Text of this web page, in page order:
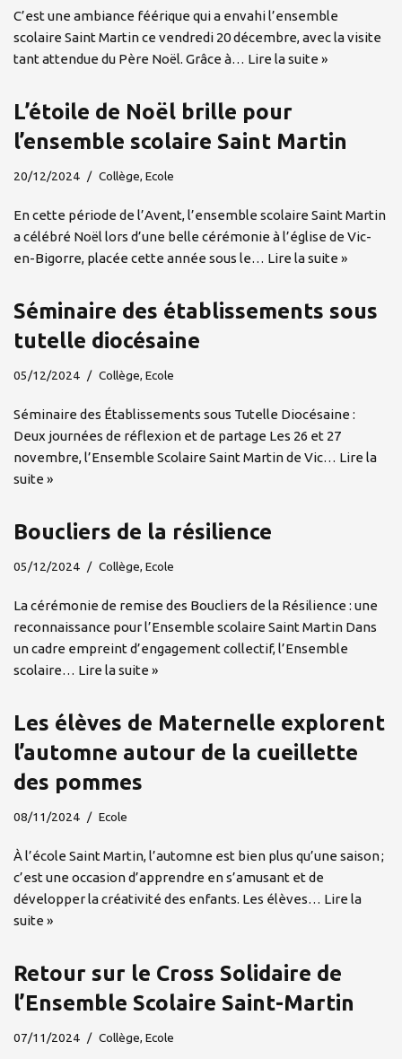
C’est une ambiance féérique qui a envahi l’ensemble
scolaire Saint Martin ce vendredi 20 décembre, avec la visite
tant attendue du Père Noël. Grâce à… Lire la suite »
L’étoile de Noël brille pour
l’ensemble scolaire Saint Martin
20/12/2024 Collège, Ecole
En cette période de l’Avent, l’ensemble scolaire Saint Martin
a célébré Noël lors d’une belle cérémonie à l’église de Vic-
en-Bigorre, placée cette année sous le… Lire la suite »
Séminaire des établissements sous
tutelle diocésaine
05/12/2024 Collège, Ecole
Séminaire des Établissements sous Tutelle Diocésaine :
Deux journées de réflexion et de partage Les 26 et 27
novembre, l’Ensemble Scolaire Saint Martin de Vic… Lire la
suite »
Boucliers de la résilience
05/12/2024 Collège, Ecole
La cérémonie de remise des Boucliers de la Résilience : une
reconnaissance pour l’Ensemble scolaire Saint Martin Dans
un cadre empreint d’engagement collectif, l’Ensemble
scolaire… Lire la suite »
Les élèves de Maternelle explorent
l’automne autour de la cueillette
des pommes
08/11/2024 Ecole
À l’école Saint Martin, l’automne est bien plus qu’une saison ;
c’est une occasion d’apprendre en s’amusant et de
développer la créativité des enfants. Les élèves… Lire la
suite »
Retour sur le Cross Solidaire de
l’Ensemble Scolaire Saint-Martin
07/11/2024 Collège, Ecole